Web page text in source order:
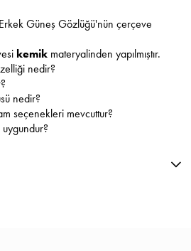
Güneş Gözlüğü'nün çerçeve
kemik materyalinden yapılmıştır.
nedir?
nedir?
seçenekleri mevcuttur?